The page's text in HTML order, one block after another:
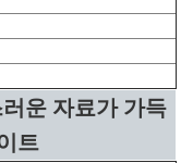
운 자료가 가득
트